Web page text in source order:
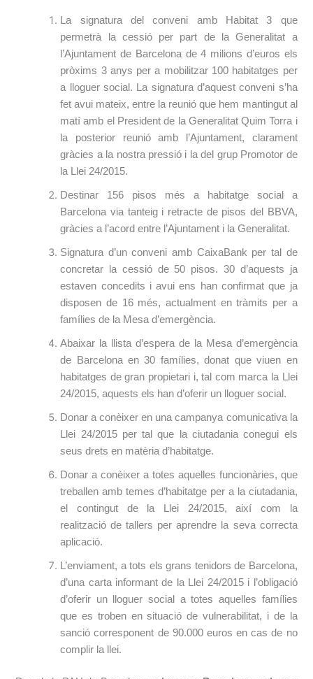
La signatura del conveni amb Habitat 3 que
permetrà la cessió per part de la Generalitat a
l’Ajuntament de Barcelona de 4 milions d’euros els
pròxims 3 anys per a mobilitzar 100 habitatges per
a lloguer social. La signatura d’aquest conveni s’ha
fet avui mateix, entre la reunió que hem mantingut al
matí amb el President de la Generalitat Quim Torra i
la posterior reunió amb l’Ajuntament, clarament
gràcies a la nostra pressió i la del grup Promotor de
la Llei 24/2015.
Destinar 156 pisos més a habitatge social a
Barcelona via tanteig i retracte de pisos del BBVA,
gràcies a l’acord entre l’Ajuntament i la Generalitat.
Signatura d’un conveni amb CaixaBank per tal de
concretar la cessió de 50 pisos. 30 d’aquests ja
estaven concedits i avui ens han confirmat que ja
disposen de 16 més, actualment en tràmits per a
famílies de la Mesa d’emergència.
Abaixar la llista d’espera de la Mesa d’emergència
de Barcelona en 30 famílies, donat que viuen en
habitatges de gran propietari i, tal com marca la Llei
24/2015, aquests els han d’oferir un lloguer social.
Donar a conèixer en una campanya comunicativa la
Llei 24/2015 per tal que la ciutadania conegui els
seus drets en matèria d’habitatge.
Donar a conèixer a totes aquelles funcionàries, que
treballen amb temes d’habitatge per a la ciutadania,
el contingut de la Llei 24/2015, així com la
realització de tallers per aprendre la seva correcta
aplicació.
L’enviament, a tots els grans tenidors de Barcelona,
d’una carta informant de la Llei 24/2015 i l’obligació
d’oferir un lloguer social a totes aquelles famílies
que es troben en situació de vulnerabilitat, i de la
sanció corresponent de 90.000 euros en cas de no
complir la llei.